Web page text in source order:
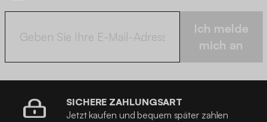
Ich melde
mich an
SICHERE ZAHLUNGSART
Jetzt kaufen und bequem später zahlen